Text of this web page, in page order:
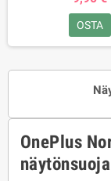
OSTA
OnePlus
näytönsuoja